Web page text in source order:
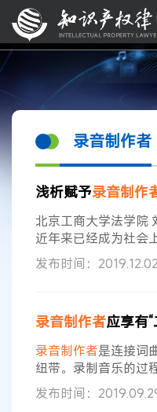
录音制作者
浅析赋予录音制作
北京工商大学法学院
近年来已经成为社会
者是制作 录音制品的
作权法赋予录制者以
器、配音、艺术剪辑
风格，体现着他们对
过这一劳动，著作权
发布时间：2019.12.02
录音制作者应享有
录音制作者是连接词
纽带。录制音乐的过
定条件，这并不是一
在融合了 录音制作者
发布时间：